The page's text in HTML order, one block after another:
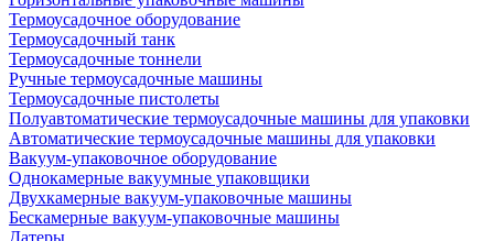
Термоусадочное оборудование
Термоусадочный танк
Термоусадочные тоннели
Ручные термоусадочные машины
Термоусадочные пистолеты
Полуавтоматические термоусадочные машины для упаковки
Автоматические термоусадочные машины для упаковки
Вакуум-упаковочное оборудование
Однокамерные вакуумные упаковщики
Двухкамерные вакуум-упаковочные машины
Бескамерные вакуум-упаковочные машины
Датеры